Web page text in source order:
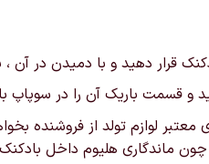
قرار دهید و با دمیدن در آن ،
قسمت باریک آن را در سوپاپ
لوازم تولد از فروشنده
چون ماندگاری هلیوم داخل